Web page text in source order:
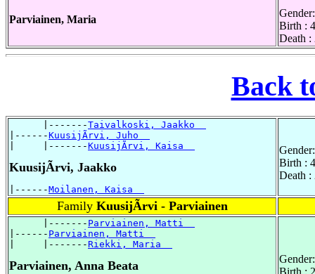
Parviainen, Maria
Birth :
Death :
Back
      |-------
Taivalkoski, Jaakko
|------KuusijÃrvi, Juho
|     |-------KuusijÃrvi, Kaisa
KuusijÃrvi, Jaakko
|------Moilanen, Kaisa
Birth :
Death :
Family KuusijÃrvi - Parviainen
      |-------
Parviainen, Matti
|------ Parviainen, Matti
|     |-------Riekki, Maria
Parviainen, Anna Beata